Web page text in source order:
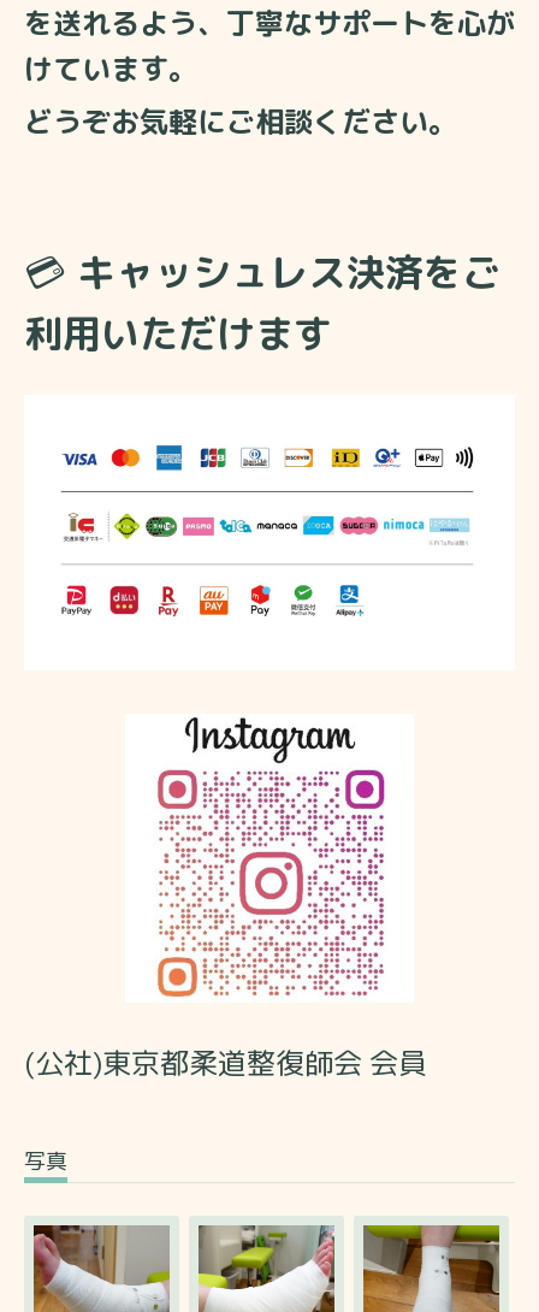
を送れるよう、丁寧なサポートを心が
けています。
どうぞお気軽にご相談ください。
💳 キャッシュレス決済をご
利用いただけます
(公社)東京都柔道整復師会 会員
写真